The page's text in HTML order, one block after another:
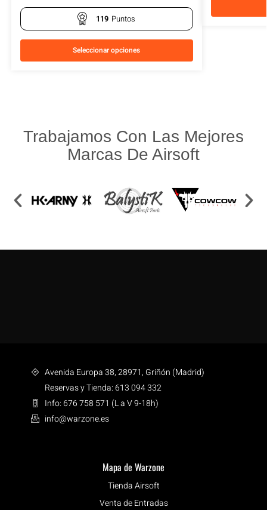
119 Puntos
Seleccionar opciones
Trabajamos Con Las Mejores
Marcas De Airsoft
Avenida Europa 38, 28971, Griñón (Madrid)
Reservas y Tienda: 613 094 332
Info: 676 758 571 (L a V 9-18h)
info@warzone.es
Mapa de Warzone
Tienda Airsoft
Venta de Entradas